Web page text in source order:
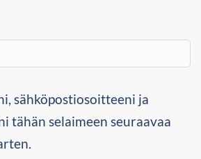
sähköpostiosoitteeni ja
tähän selaimeen seuraavaa